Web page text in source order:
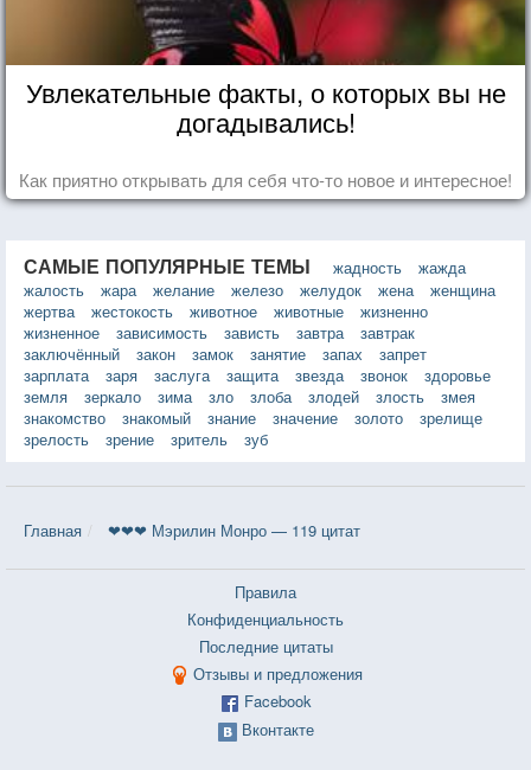
Увлекательные факты, о которых вы не
догадывались!
Как приятно открывать для себя что-то новое и интересное!
САМЫЕ ПОПУЛЯРНЫЕ ТЕМЫ жадность
жажда
жалость
жара желание железо желудок жена
женщина
жертва
жестокость животное животные
жизненно
жизненное
зависимость зависть завтра
завтрак
заключённый
закон замок занятие запах
запрет
зарплата
заря заслуга защита звезда звонок
здоровье
земля
зеркало зима зло злоба злодей злость
змея
знакомство
знакомый знание значение золото
зрелище
зрелость
зрение зритель зуб
Главная ❤❤❤ Мэрилин Монро — 119 цитат
Правила
Конфиденциальность
Последние цитаты
Отзывы и предложения
Facebook
Вконтакте